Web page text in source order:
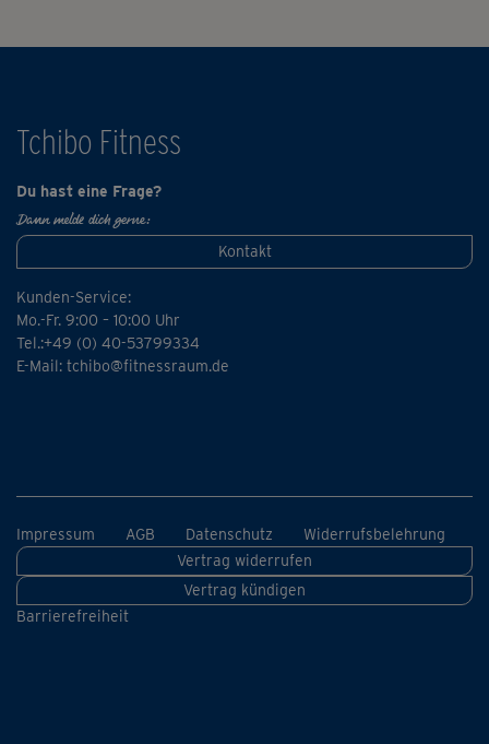
Tchibo Fitness
Du hast eine Frage?
Dann melde dich gerne:
Kontakt
Kunden-Service:
Mo.-Fr. 9:00 – 10:00 Uhr
Tel.:+49 (0) 40-53799334
E-Mail: tchibo@fitnessraum.de
Impressum AGB Datenschutz
Widerrufsbelehrung
Vertrag widerrufen
Vertrag kündigen
Barrierefreiheit